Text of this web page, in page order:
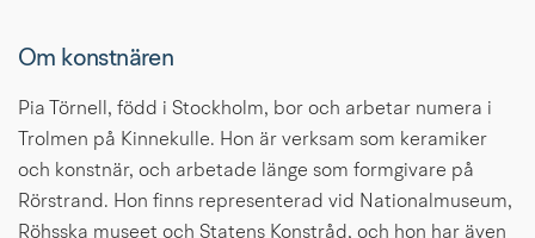
Om konstnären
Pia Törnell, född i Stockholm, bor och arbetar numera i
Trolmen på Kinnekulle. Hon är verksam som keramiker
och konstnär, och arbetade länge som formgivare på
Rörstrand. Hon finns representerad vid Nationalmuseum,
Röhsska museet och Statens Konstråd, och hon har även